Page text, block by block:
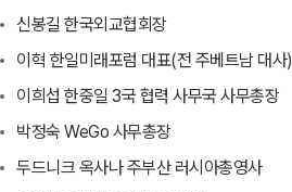
신봉길 한국외교협회장
이혁 한일미래포럼 대표(전 주베트남 대사)
이희섭 한중일 3국 협력 사무국 사무총장
박정숙 WeGo 사무총장
두드니크 옥사나 주부산 러시아총영사